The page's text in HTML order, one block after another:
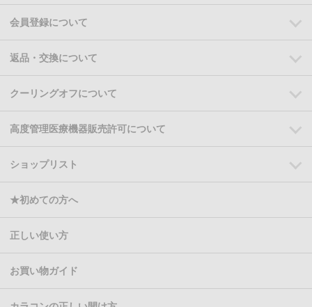
会員登録について
返品・交換について
クーリングオフについて
高度管理医療機器販売許可について
ショップリスト
★初めての方へ
正しい使い方
お買い物ガイド